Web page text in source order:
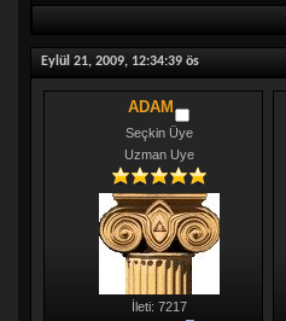
Eylül 21, 2009, 12:34:39 ös
ADAM
Seçkin Üye
Uzman Uye
İleti: 7217